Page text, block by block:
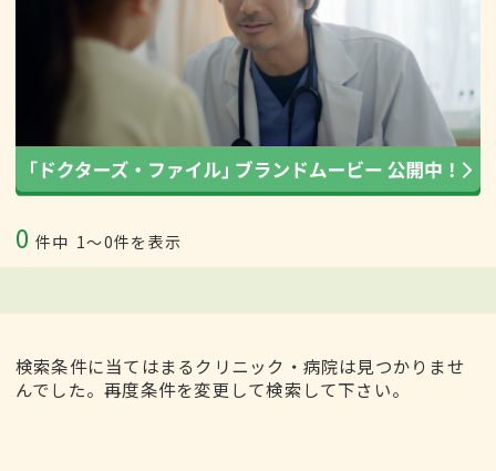
0 件中 1〜0件を表示
検索条件に当てはまるクリニック・病院は見つかりませ
んでした。再度条件を変更して検索して下さい。